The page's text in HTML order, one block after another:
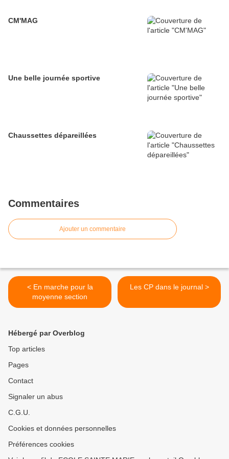
CM'MAG
Une belle journée sportive
Chaussettes dépareillées
Commentaires
Ajouter un commentaire
< En marche pour la
moyenne section
Les CP dans le journal >
Hébergé par Overblog
Top articles
Pages
Contact
Signaler un abus
C.G.U.
Cookies et données personnelles
Préférences cookies